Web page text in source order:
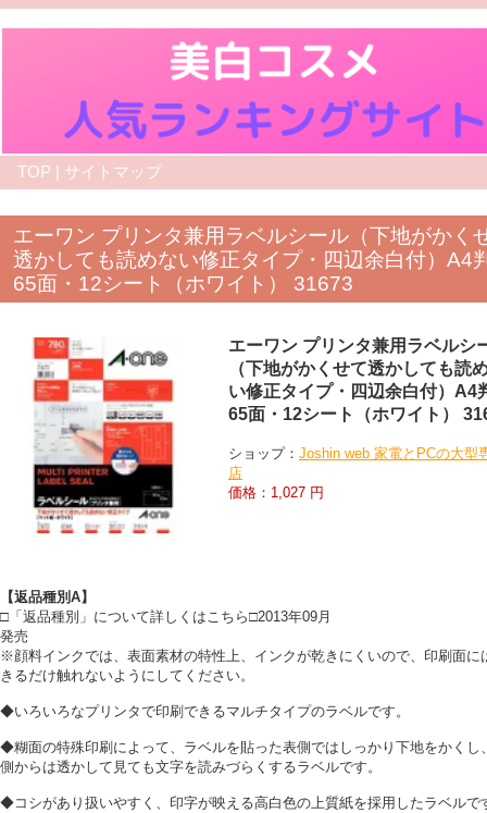
TOP | サイトマップ
エーワン プリンタ兼用ラベルシール（下地がかく
透かしても読めない修正タイプ・四辺余白付）
65面・12シート（ホワイト） 31673
エーワン プリンタ兼用ラベルシ
（下地がかくせて透かしても読
い修正タイプ・四辺余白付）
65面・12シート（ホワイト）
ショップ： Joshin web 家電とPCの大型
店
価格：1,027 円
【返品種別A】
□「返品種別」について詳しくはこちら□2013年09月
発売
※顔料インクでは、表面素材の特性上、インクが乾きにくいので、印刷面に
きるだけ触れないようにしてください。
◆いろいろなプリンタで印刷できるマルチタイプのラベルです。
◆糊面の特殊印刷によって、ラベルを貼った表側ではしっかり下地をかくし
側からは透かして見ても文字を読みづらくするラベルです。
◆コシがあり扱いやすく、印字が映える高白色の上質紙を採用したラベルで